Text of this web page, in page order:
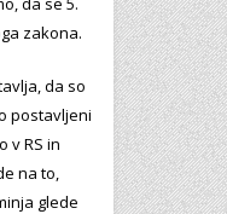
zakona.
da so
postavljeni
v RS in
na to,
glede